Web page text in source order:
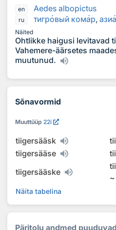
en
Aedes albopictus
ru тигровый комар, азиа
Näited
Ohtlikke haigusi levitavad
Vahemere-äärsetes
muutunud.
Sõnavormid
Muuttüüp 22i
tiigersääsk
tiigersääse
tiigersääske
~
Näita tabelina
Päritolu andmed puuduvad